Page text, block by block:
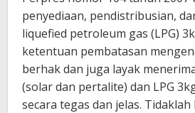
penyediaan, pendistribusian,
liquefied petroleum gas (LPG)
ketentuan pembatasan
berhak dan juga layak
(solar dan pertalite) dan LPG
secara tegas dan jelas.